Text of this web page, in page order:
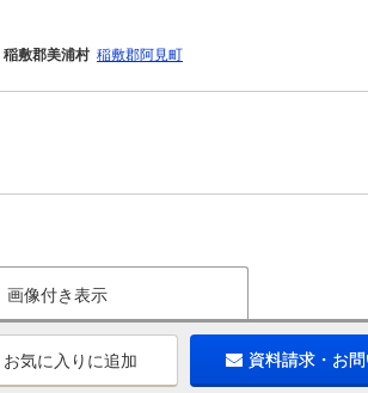
稲敷郡美浦村 稲敷郡阿見町
画像付き表示
お気に入りに追加 資料請求・お